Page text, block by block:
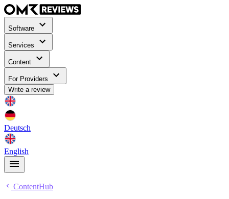
Software
Services
Content
For Providers
Write a review
Deutsch
English
ContentHub